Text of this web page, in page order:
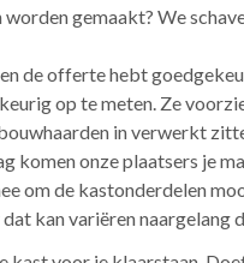
gemaakt? We
de offerte hebt
op te meten. Ze
in verwerkt
komen onze plaatsers je
om de kastonderdelen
kan variëren